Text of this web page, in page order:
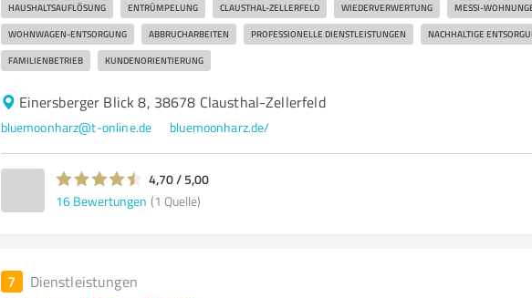
HAUSHALTSAUFLÖSUNG ENTRÜMPELUNG CLAUSTHAL-ZELLERFELD WIEDERVERWERTUNG MESSI-
WOHNWAGEN-ENTSORGUNG ABBRUCHARBEITEN PROFESSIONELLE DIENSTLEISTUNGEN NACHHALTIGE
FAMILIENBETRIEB KUNDENORIENTIERUNG
Einersberger Blick 8, 38678 Clausthal-Zellerfeld
bluemoonharz@t-online.de bluemoonharz.de/
4,70 / 5,00
16 Bewertungen (1 Quelle)
7 Dienstleistungen